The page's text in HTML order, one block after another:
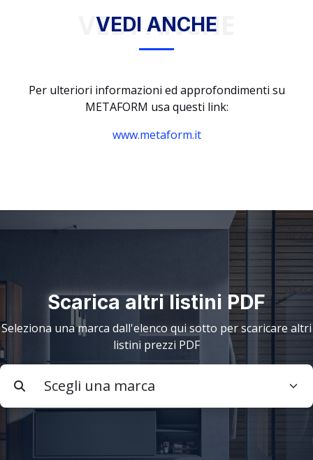
VEDI ANCHE
VEDI ANCHE
Per ulteriori informazioni ed approfondimenti su
METAFORM usa questi link:
www.metaform.it
Scarica altri listini PDF
Seleziona una marca dall'elenco qui sotto per scaricare altri
listini prezzi PDF